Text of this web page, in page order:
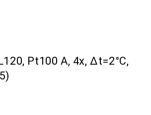
Pt100 A, 4х, Δt=2°C,